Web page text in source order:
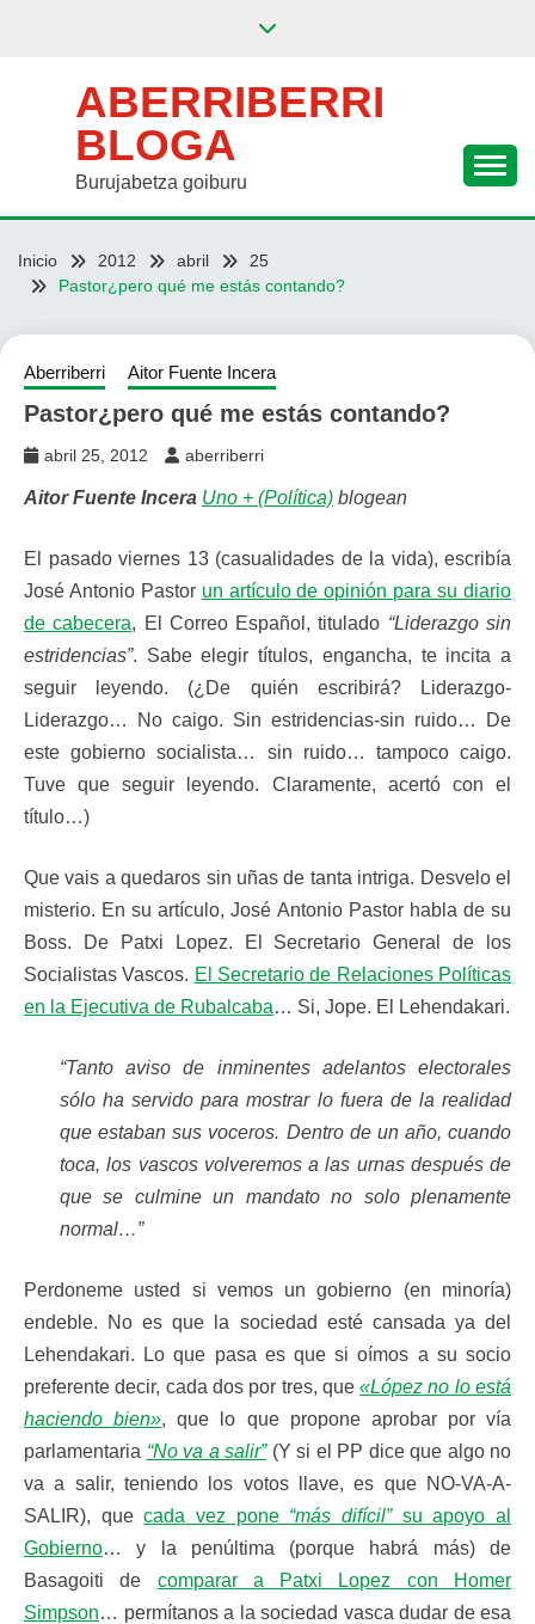
ABERRIBERRI
BLOGA
Burujabetza goiburu
Inicio 2012 abril
25
Pastor¿pero qué me estás contando?
Aberriberri Aitor Fuente Incera
Pastor¿pero qué me estás contando?
abril 25, 2012 aberriberri
Aitor Fuente Incera Uno + (Política) blogean
El pasado viernes 13 (casualidades de la vida), escribía
José Antonio Pastor un artículo de opinión para su diario
de cabecera, El Correo Español, titulado “Liderazgo sin
estridencias”. Sabe elegir títulos, engancha, te incita a
seguir leyendo. (¿De quién escribirá? Liderazgo-
Liderazgo… No caigo. Sin estridencias-sin ruido… De
este gobierno socialista… sin ruido… tampoco caigo.
Tuve que seguir leyendo. Claramente, acertó con el
título…)
Que vais a quedaros sin uñas de tanta intriga. Desvelo el
misterio. En su artículo, José Antonio Pastor habla de su
Boss. De Patxi Lopez. El Secretario General de los
Socialistas Vascos. El Secretario de Relaciones Políticas
en la Ejecutiva de Rubalcaba… Si, Jope. El Lehendakari.
“Tanto aviso de inminentes adelantos electorales
sólo ha servido para mostrar lo fuera de la realidad
que estaban sus voceros. Dentro de un año, cuando
toca, los vascos volveremos a las urnas después de
que se culmine un mandato no solo plenamente
normal…”
Perdoneme usted si vemos un gobierno (en minoría)
endeble. No es que la sociedad esté cansada ya del
Lehendakari. Lo que pasa es que si oímos a su socio
preferente decir, cada dos por tres, que«López no lo está
haciendo bien», que lo que propone aprobar por vía
parlamentaria “No va a salir”(Y si el PP dice que algo no
va a salir, teniendo los votos llave, es que NO-VA-A-
SALIR), quecada vez pone “más difícil”su apoyo al
Gobierno… y la penúltima (porque habrá más) de
Basagoiti de comparar a Patxi Lopez con Homer
Simpson… permítanos a la sociedad vasca dudar de esa